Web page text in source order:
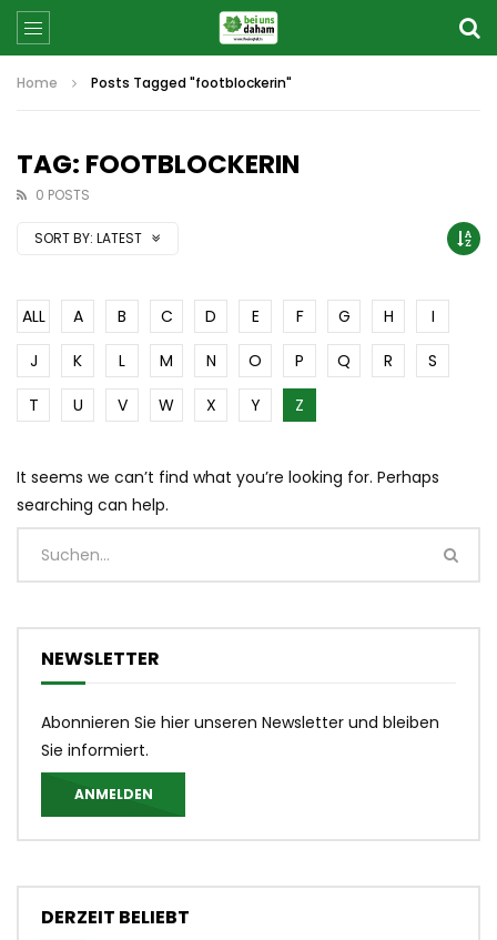
Home Posts Tagged "footblockerin"
TAG: FOOTBLOCKERIN
0 POSTS
SORT BY: LATEST
ALL A B C D E F G H
I
J
K L M N O P Q R
S
T
U V W X Y Z
It seems we can’t find what you’re looking for. Perhaps
searching can help.
NEWSLETTER
Abonnieren Sie hier unseren Newsletter und bleiben
Sie informiert.
ANMELDEN
DERZEIT BELIEBT